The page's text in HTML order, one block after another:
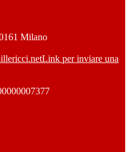
Milano
Link per inviare una